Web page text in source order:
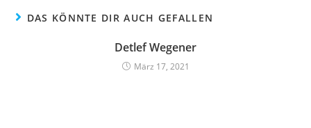
DAS KÖNNTE DIR AUCH GEFALLEN
Detlef Wegener
März 17, 2021